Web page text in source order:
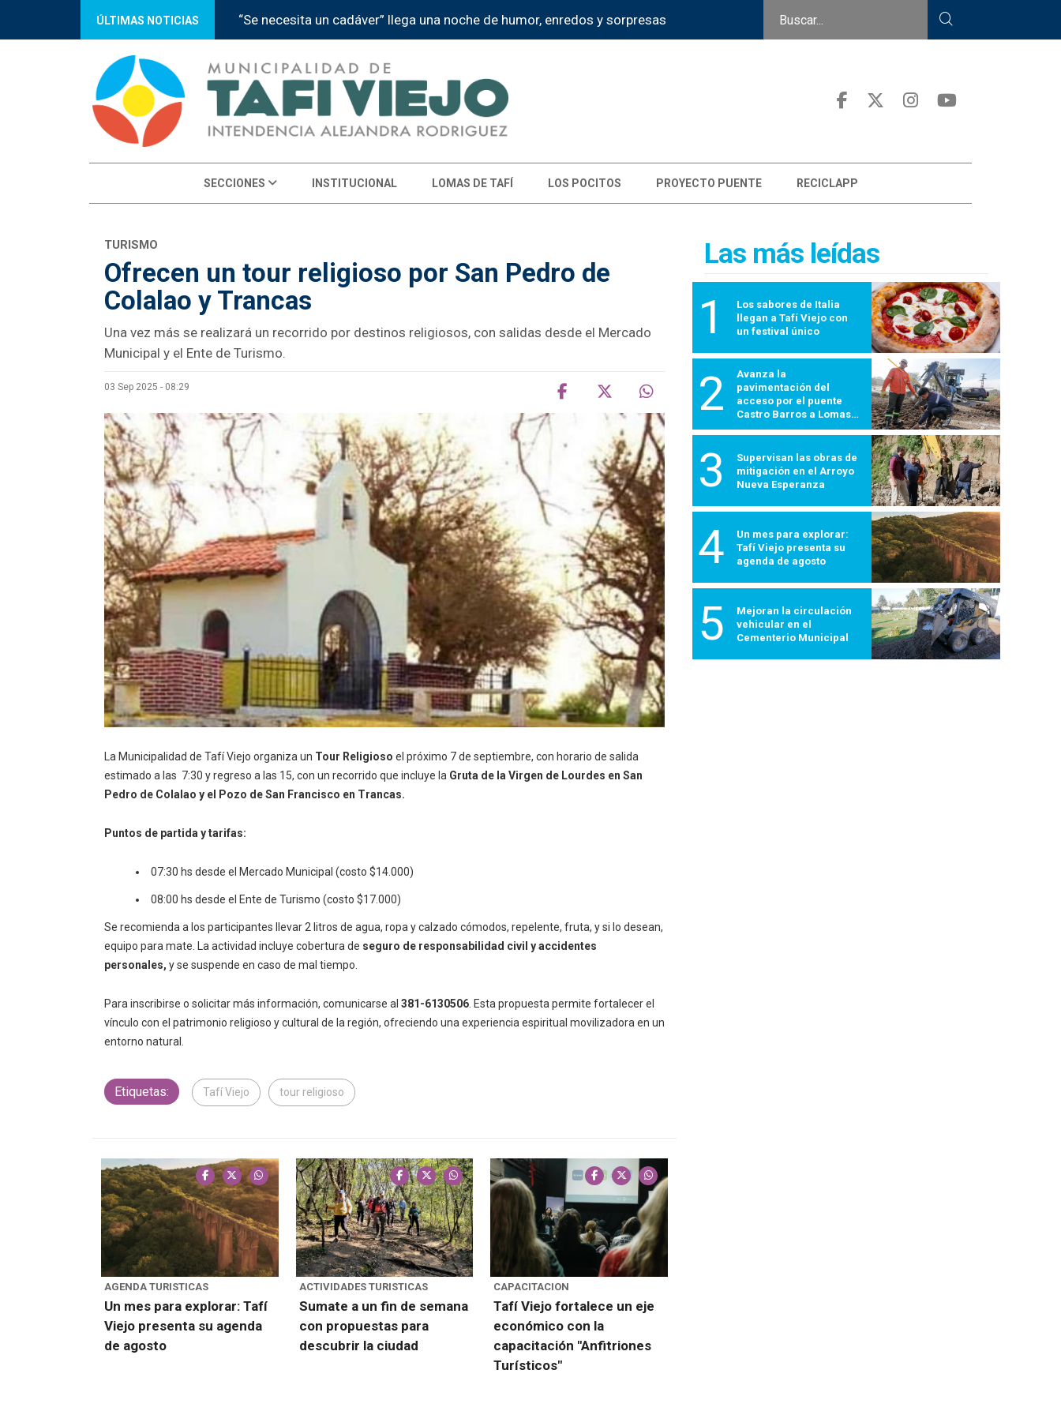
ÚLTIMAS NOTICIAS “Se necesita un cadáver” llega una noche de humor, enredos y sorpresas
SECCIONES INSTITUCIONAL LOMAS DE TAFÍ LOS POCITOS PROYECTO PUENTE RECICLAPP
TURISMO
Ofrecen un tour religioso por San Pedro de
Colalao y Trancas
Una vez más se realizará un recorrido por destinos religiosos, con salidas desde el Mercado
Municipal y el Ente de Turismo.
03 Sep 2025 - 08:29
La Municipalidad de Tafí Viejo organiza un Tour Religioso el próximo 7 de septiembre, con horario de salida
estimado a las 7:30 y regreso a las 15, con un recorrido que incluye la Gruta de la Virgen de Lourdes en San
Pedro de Colalao y el Pozo de San Francisco en Trancas.
Puntos de partida y tarifas:
07:30 hs desde el Mercado Municipal (costo $14.000)
08:00 hs desde el Ente de Turismo (costo $17.000)
Se recomienda a los participantes llevar 2 litros de agua, ropa y calzado cómodos, repelente, fruta, y si lo desean,
equipo para mate. La actividad incluye cobertura de seguro de responsabilidad civil y accidentes
personales, y se suspende en caso de mal tiempo.
Para inscribirse o solicitar más información, comunicarse al 381-6130506 . Esta propuesta permite fortalecer el
vínculo con el patrimonio religioso y cultural de la región, ofreciendo una experiencia espiritual movilizadora en un
entorno natural.
Etiquetas: Tafí Viejo tour religioso
AGENDA TURISTICAS
Un mes para explorar: Tafí
Viejo presenta su agenda
de agosto
ACTIVIDADES TURISTICAS
Sumate a un fin de semana
con propuestas para
descubrir la ciudad
CAPACITACION
Tafí Viejo fortalece un eje
económico con la
capacitación "Anfitriones
Turísticos"
Las más leídas
1
Los sabores de Italia
llegan a Tafí Viejo con
un festival único
2
Avanza la
pavimentación del
acceso por el puente
Castro Barros a Lomas
600
3
Supervisan las obras de
mitigación en el Arroyo
Nueva Esperanza
4
Un mes para explorar:
Tafí Viejo presenta su
agenda de agosto
5
Mejoran la circulación
vehicular en el
Cementerio Municipal